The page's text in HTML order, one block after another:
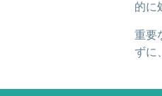
的に
重要
ずに